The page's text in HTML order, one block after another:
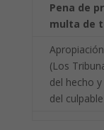
Pena de
multa de
(Los
del hecho
del